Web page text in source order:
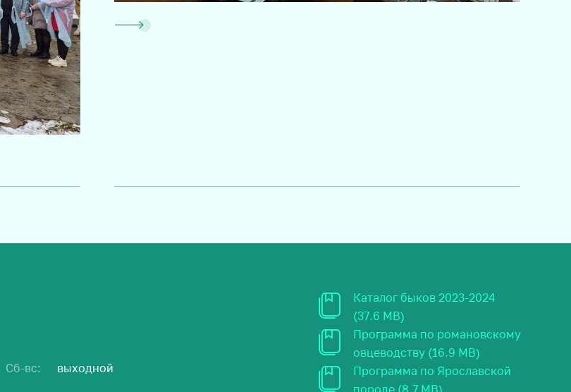
Сб-вс: выходной
Каталог быков 2023-2024
(37.6 MB)
Программа по романовскому
овцеводству (16.9 MB)
Программа по Ярославской
породе (8.7 MB)